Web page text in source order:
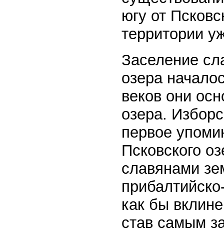
югу от
территории
Заселение
озера
веков они
озера.
первое
Псковского
славянами
как бы
став самым